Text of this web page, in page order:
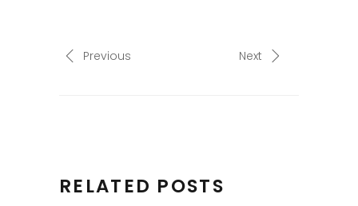
Previous Next
RELATED POSTS